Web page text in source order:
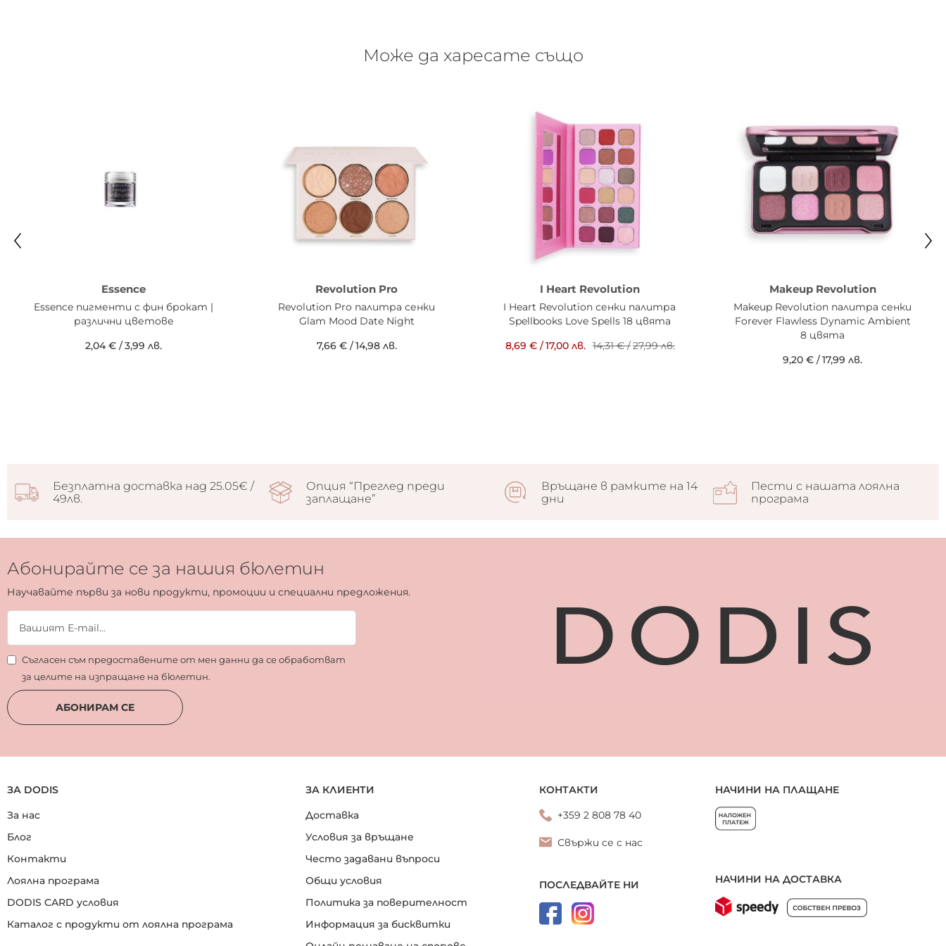
Shade 12: Mica, Silica, Magnesium Stearate, Dimethicone, Boron Nitride, Hydrogenated Polyisobutene, Pentaerythrityl Tetraisostearate, Phenoxyethanol,
Triethoxycaprylylsilane, Caprylyl Glycol, Ci 42090 (Blue 1 Lake), Ci 77491 (Iron Oxides), Ci 77492 (Iron Oxides), Ci 77499 (Iron Oxides).
Може да харесате също
Essence
Essence пигменти с фин брокат |
различни цветове
2,04 € /3,99 лв.
Revolution Pro
Revolution Pro палитра сенки
Glam Mood Date Night
7,66 €/14,98 лв.
I Heart Revolution
I Heart Revolution сенки палитра
Spellbooks Love Spells 18 цвята
8,69 € /17,00 лв. 14,31 €/27,99 лв.
Makeup Revolution
Makeup Revolution палитра сенки
Forever Flawless Dynamic Ambient
8 цвята
9,20 € /17,99 лв.
Безплатна доставка над 25.05€ /
49лв.
Опция “Преглед преди
заплащане”
Връщане в рамките на 14
дни
Пести с нашата лоялна
програма
Абонирайте се за нашия бюлетин
Научавайте първи за нови продукти, промоции и специални предложения.
Съгласен съм предоставените от мен данни да се обработват
за целите на изпращане на бюлетин.
АБОНИРАМ СЕ
ЗА DODIS
За нас
Блог
Контакти
Лоялна програма
DODIS CARD условия
Каталог с продукти от лоялна програма
ЗА КЛИЕНТИ
Доставка
Условия за връщане
Често задавани въпроси
Общи условия
Политика за поверителност
Информация за бисквитки
КОНТАКТИ
+359 2 808 78 40
Свържи се с нас
ПОСЛЕДВАЙТЕ НИ
НАЧИНИ НА ПЛАЩАНЕ
НАЧИНИ НА ДОСТАВКА